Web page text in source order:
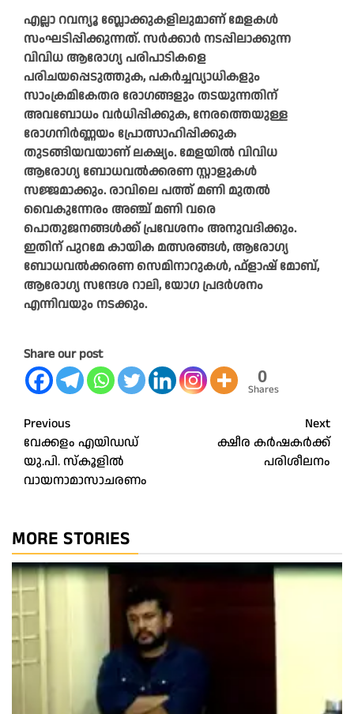
എല്ലാ റവന്യൂ ബ്ലോക്കുകളിലുമാണ് മേളകൾ
സംഘടിപ്പിക്കുന്നത്. സർക്കാർ നടപ്പിലാക്കുന്ന
വിവിധ ആരോഗ്യ പരിപാടികളെ
പരിചയപ്പെടുത്തുക, പകർച്ചവ്യാധികളും
സാംക്രമികേതര രോഗങ്ങളും തടയുന്നതിന്
അവബോധം വർധിപ്പിക്കുക, നേരത്തെയുള്ള
രോഗനിർണ്ണയം പ്രോത്സാഹിപ്പിക്കുക
തുടങ്ങിയവയാണ് ലക്ഷ്യം. മേളയിൽ വിവിധ
ആരോഗ്യ ബോധവൽക്കരണ സ്റ്റാളുകൾ
സജ്ജമാക്കും. രാവിലെ പത്ത് മണി മുതൽ
വൈകുന്നേരം അഞ്ച് മണി വരെ
പൊതുജനങ്ങൾക്ക് പ്രവേശനം അനുവദിക്കും.
ഇതിന് പുറമേ കായിക മത്സരങ്ങൾ, ആരോഗ്യ
ബോധവൽക്കരണ സെമിനാറുകൾ, ഫ്ളാഷ് മോബ്,
ആരോഗ്യ സന്ദേശ റാലി, യോഗ പ്രദർശനം
എന്നിവയും നടക്കും.
Share our post
0
Shares
Post
navigation
Previous
വേക്കളം എയിഡഡ്
യു.പി. സ്കൂളിൽ
വായനാമാസാചരണം
Next
ക്ഷീര കർഷകർക്ക്
പരിശീലനം
MORE STORIES